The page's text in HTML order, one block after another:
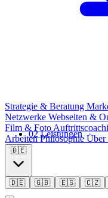
Strategie & Beratung
Netzwerke Webseiten &
Film & Foto
ArbeitenPhilosophie Über
🇩🇪
🇩🇪 🇬🇧 🇪🇸 🇨🇿
02Leistungen